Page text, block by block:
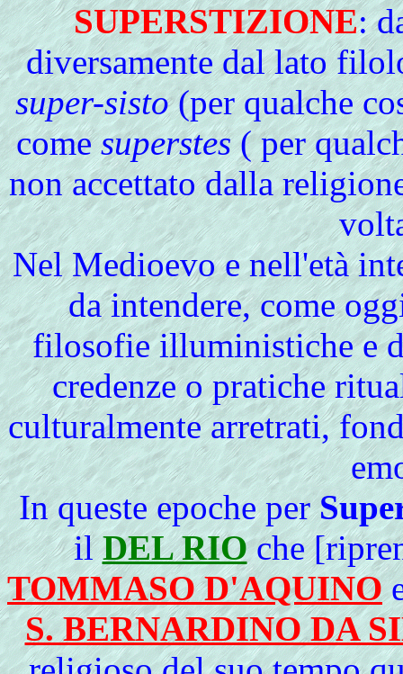
SUPERSTIZIONE:
diversamente dal lato
super-sisto(per qualche
comesuperstes( per
non accettato dalla
Nel Medioevo e nell'età
da intendere, come
filosofie illuministiche e
credenze o pratiche
culturalmente arretrati,
In queste epoche per
ilDEL RIOche
TOMMASO D'AQUINO
S. BERNARDINO DA